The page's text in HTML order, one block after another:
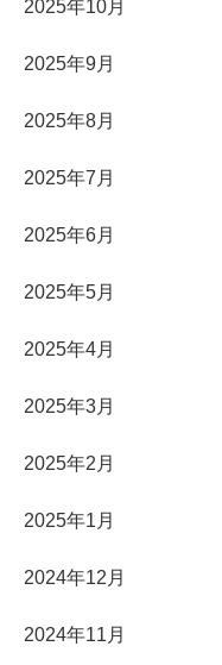
2025年10月
2025年9月
2025年8月
2025年7月
2025年6月
2025年5月
2025年4月
2025年3月
2025年2月
2025年1月
2024年12月
2024年11月